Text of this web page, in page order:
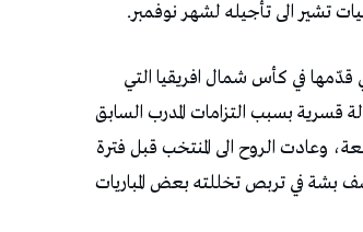
تشير الى تأجيله لشهر نوفمبر.
قدّمها في كأس شمال افريقيا التي
قسرية بسبب التزامات المدرب السابق
وعادت الروح الى المنتخب قبل فترة
بشة في تربص تخللته بعض المباريات